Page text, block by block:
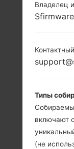
Владелец
Типы
включают
(не